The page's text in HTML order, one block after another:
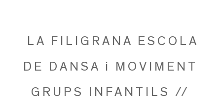
LA FILIGRANA ESCOLA
DE DANSA i MOVIMENT
GRUPS INFANTILS //